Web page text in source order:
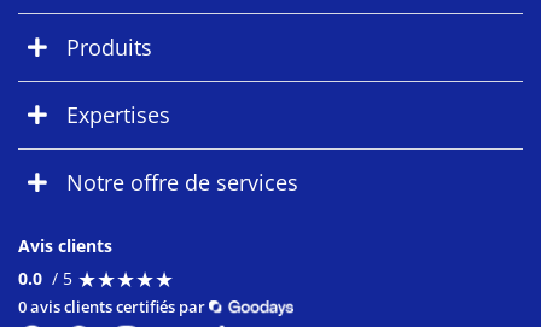
Produits
Expertises
Notre offre de services
Avis clients
0.0 / 5 ★★★★★
★★★★★
0 avis clients certifiés par